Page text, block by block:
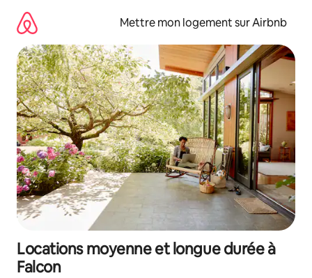
directement
contenu
Mettre mon logement sur Airbnb
Locations moyenne et longue durée à
Falcon